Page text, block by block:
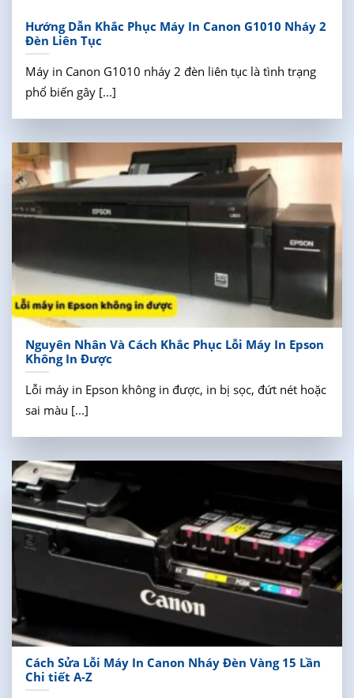
Hướng Dẫn Khắc Phục Máy In Canon G1010 Nháy 2
Đèn Liên Tục
Máy in Canon G1010 nháy 2 đèn liên tục là tình trạng
phổ biến gây [...]
Nguyên Nhân Và Cách Khắc Phục Lỗi Máy In Epson
Không In Được
Lỗi máy in Epson không in được, in bị sọc, đứt nét hoặc
sai màu [...]
Cách Sửa Lỗi Máy In Canon Nháy Đèn Vàng 15 Lần
Chi tiết A-Z